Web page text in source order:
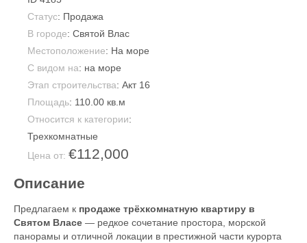
Статус: Продажа
В городе: Святой Влас
Местоположение: На море
С видом на: на море
Этап строительства: Акт 16
Площадь: 110.00 кв.м
Относится к категории:
Трехкомнатные
Цена от: €112,000
Описание
Предлагаем к продаже трёхкомнатную квартиру в
Святом Власе — редкое сочетание простора, морской
панорамы и отличной локации в престижной части курорта